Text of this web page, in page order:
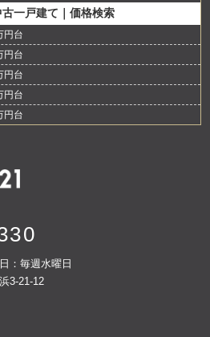
一戸建て｜価格検索
円台
円台
円台
円台
円台
：毎週水曜日
3-21-12